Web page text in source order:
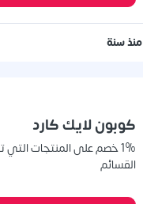
منذ سنة
كوبون لايك كارد
1% خصم على المنتجات
القسائم